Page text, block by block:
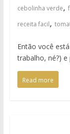
cebolinha verde,
receita facil,
Então você
trabalho, né?)
Read more